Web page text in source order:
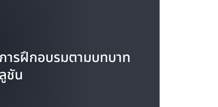
รฝึกอบรมตามบทบาท
ชัน